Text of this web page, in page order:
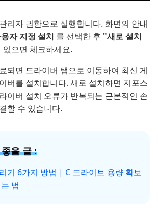
리자 권한으로 실행합니다. 화면의 안내
자 지정 설치 를 선택한 후 "새로 설치
있으면 체크하세요.
되면 드라이버 탭으로 이동하여 최신 게
버를 설치합니다. 새로 설치하면 지포스
이버 설치 오류가 반복되는 근본적인 손
할 수 있습니다.
을 글 :
기 6가지 방법 | C 드라이브 용량 확보
법